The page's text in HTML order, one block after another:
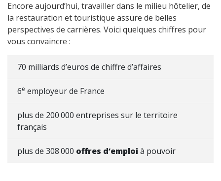
Encore aujourd’hui, travailler dans le milieu hôtelier, de
la restauration et touristique assure de belles
perspectives de carrières. Voici quelques chiffres pour
vous convaincre :
70 milliards d’euros de chiffre d’affaires
6e employeur de France
plus de 200 000 entreprises sur le territoire
français
plus de 308 000 offres d’emploià pouvoir